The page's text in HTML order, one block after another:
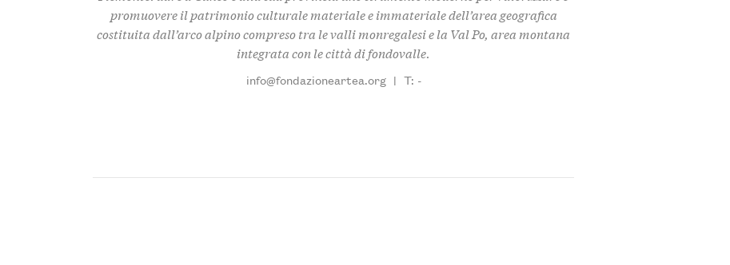
promuovere il patrimonio culturale materiale e immateriale dell’area geografica
costituita dall’arco alpino compreso tra le valli monregalesi e la Val Po, area montana
integrata con le città di fondovalle.
info@fondazioneartea.org | T: -